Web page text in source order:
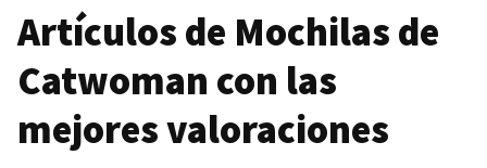
Artículos de Mochilas de
Catwoman con las
mejores valoraciones